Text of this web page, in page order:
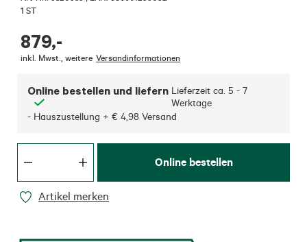
1 ST
879,-
inkl. Mwst. weitere Versandinformationen
Online bestellen und liefern Lieferzeit ca. 5 - 7
Werktage
- Hauszustellung + € 4,98 Versand
Online bestellen
Artikel merken